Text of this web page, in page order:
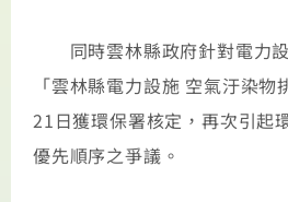
同時雲林縣政府針對電力
「雲林縣電力設施 空氣汙染
21日獲環保署核定，再次引起
優先順序之爭議。